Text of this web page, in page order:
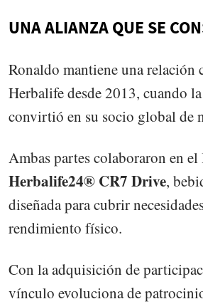
UNA ALIANZA QUE SE
Ronaldo mantiene una relación
Herbalife desde 2013, cuando
convirtió en su socio global de
Ambas partes colaboraron en
Herbalife24® CR7 Drive,
diseñada para cubrir
rendimiento físico.
Con la adquisición de
vínculo evoluciona de